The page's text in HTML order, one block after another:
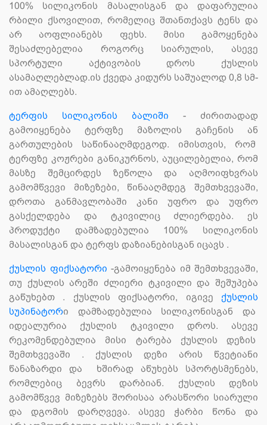
100% სილიკონის მასალისგან და დაფარულია
რბილი ქსოვილით, რომელიც შთანთქავს ტენს და
არ აოფლიანებს ფეხს. მისი გამოყენება
შესაძლებელია როგორც სიარულის, ასევე
სპორტული აქტივობის დროს ქუსლის
ასამაღლებლად.ის ქვედა კიდურს საშუალოდ 0,8 სმ-
ით ამაღლებს.
ტერფის სილიკონის ბალიში - ძირითადად
გამოიყენება ტერფზე მაზოლის გაჩენის ან
გართულების საწინააღმდეგოდ. იმისთვის, რომ
ტერფზე კოჟრები განიკურნოს, აუცილებელია, რომ
მასზე შემცირდეს ზეწოლა და აღმოიფხვრას
გამომწვევი მიზეზები, წინააღმდეგ შემთხვევაში,
დროთა განმავლობაში კანი უფრო და უფრო
გასქელდება და ტკივილიც ძლიერდება. ეს
პროდუქტი დამზადებულია 100% სილიკონის
მასალისგან და ტერფს დაზიანებისგან იცავს .
ქუსლის ფიქსატორი -გამოიყენება იმ შემთხვევაში,
თუ ქუსლის არეში ძლიერი ტკივილი და შეშუპება
გაწუხებთ . ქუსლის ფიქსატორი, იგივე ქუსლის
სუპინატორი დამზადებულია სილიკონისგან და
იდეალურია ქუსლის ტკივილი დროს. ასევე
რეკომენდებულია მისი ტარება ქუსლის დეზის
შემთხვევაში . ქუსლის დეზი არის წვეტიანი
წანაზარდი და ხშირად აწუხებს სპორტსმენებს,
რომლებიც ბევრს დარბიან. ქუსლის დეზის
გამომწვევ მიზეზებს შორისაა არასწორი სიარული
და დგომის დარღვევა. ასევე ჭარბი წონა და